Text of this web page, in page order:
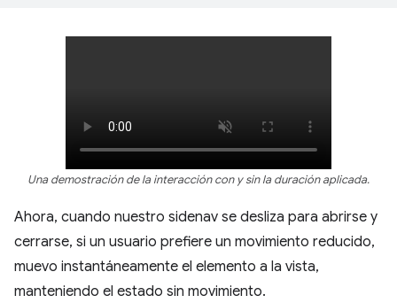
Una demostración de la interacción con y sin la duración aplicada.
Ahora, cuando nuestro sidenav se desliza para abrirse y
cerrarse, si un usuario prefiere un movimiento reducido,
muevo instantáneamente el elemento a la vista,
manteniendo el estado sin movimiento.